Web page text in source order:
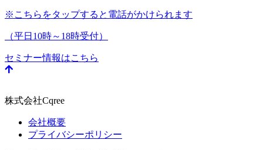
※こちらをタップすると電話がかけられます
（平日10時～18時受付）
セミナー情報はこちら
株式会社Cqree
会社概要
プライバシーポリシー